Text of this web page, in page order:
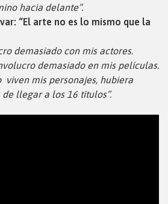
hacia delante”.
“El arte no es lo mismo que la
demasiado con mis actores.
demasiado en mis películas.
viven mis personajes, hubiera
llegar a los 16 títulos”.